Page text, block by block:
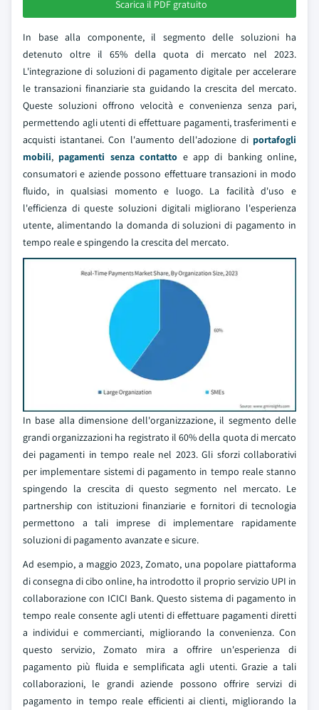
Scarica il PDF gratuito
In base alla componente, il segmento delle soluzioni ha
detenuto oltre il 65% della quota di mercato nel 2023.
L'integrazione di soluzioni di pagamento digitale per accelerare
le transazioni finanziarie sta guidando la crescita del mercato.
Queste soluzioni offrono velocità e convenienza senza pari,
permettendo agli utenti di effettuare pagamenti, trasferimenti e
acquisti istantanei. Con l'aumento dell'adozione di portafogli
mobili, pagamenti senza contatto e app di banking online,
consumatori e aziende possono effettuare transazioni in modo
fluido, in qualsiasi momento e luogo. La facilità d'uso e
l'efficienza di queste soluzioni digitali migliorano l'esperienza
utente, alimentando la domanda di soluzioni di pagamento in
tempo reale e spingendo la crescita del mercato.
In base alla dimensione dell'organizzazione, il segmento delle
grandi organizzazioni ha registrato il 60% della quota di mercato
dei pagamenti in tempo reale nel 2023. Gli sforzi collaborativi
per implementare sistemi di pagamento in tempo reale stanno
spingendo la crescita di questo segmento nel mercato. Le
partnership con istituzioni finanziarie e fornitori di tecnologia
permettono a tali imprese di implementare rapidamente
soluzioni di pagamento avanzate e sicure.
Ad esempio, a maggio 2023, Zomato, una popolare piattaforma
di consegna di cibo online, ha introdotto il proprio servizio UPI in
collaborazione con ICICI Bank. Questo sistema di pagamento in
tempo reale consente agli utenti di effettuare pagamenti diretti
a individui e commercianti, migliorando la convenienza. Con
questo servizio, Zomato mira a offrire un'esperienza di
pagamento più fluida e semplificata agli utenti. Grazie a tali
collaborazioni, le grandi aziende possono offrire servizi di
pagamento in tempo reale efficienti ai clienti, migliorando la